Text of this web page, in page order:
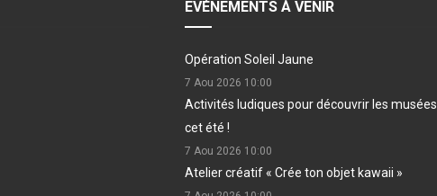
EVÉNEMENTS À VENIR
Opération Soleil Jaune
7 Aou 2026 10:00
Activités ludiques pour découvrir les musées
cet été !
7 Aou 2026 10:00
Atelier créatif « Crée ton objet kawaii »